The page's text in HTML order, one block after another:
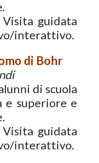
guidata
interattivo.
di Bohr
di scuola
e superiore e
guidata
interattivo.